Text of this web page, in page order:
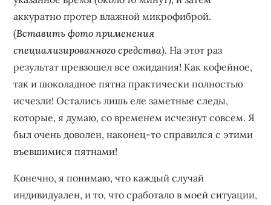
аккуратно протер влажной микрофиброй.
(Вставить фото применения
специализированного средства). На этот раз
результат превзошел все ожидания! Как кофейное‚
так и шоколадное пятна практически полностью
исчезли! Остались лишь еле заметные следы‚
которые‚ я думаю‚ со временем исчезнут совсем. Я
был очень доволен‚ наконец-то справился с этими
въевшимися пятнами!
Конечно‚ я понимаю‚ что каждый случай
индивидуален‚ и то‚ что сработало в моей ситуации‚